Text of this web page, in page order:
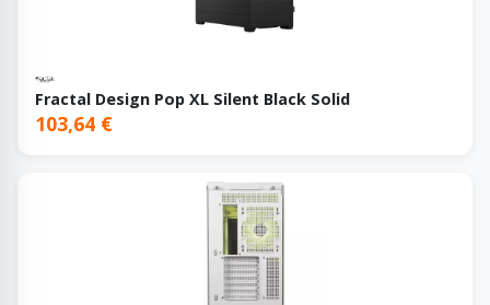
Fractal Design Pop XL Silent Black Solid
103,64 €